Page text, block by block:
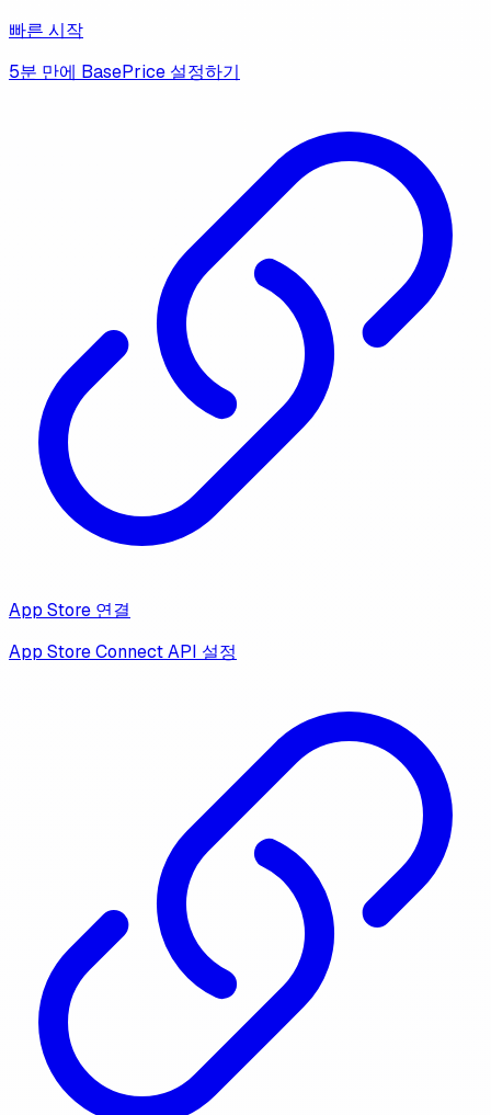
빠른 시작
5분 만에 BasePrice 설정하기
App Store 연결
App Store Connect API 설정